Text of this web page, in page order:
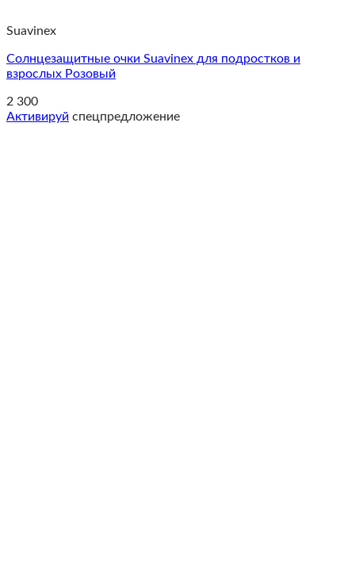
Suavinex
Солнцезащитные очки Suavinex для подростков и
взрослых Розовый
2 300
Активируй спецпредложение